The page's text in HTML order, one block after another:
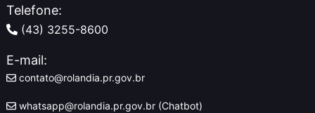
Telefone:
(43) 3255-8600
E-mail:
contato@rolandia.pr.gov.br
whatsapp@rolandia.pr.gov.br (Chatbot)